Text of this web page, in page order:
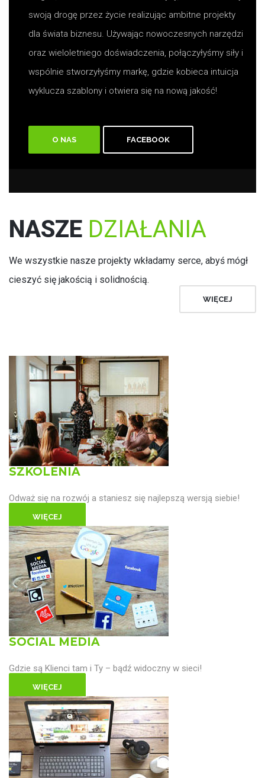
swoją drogę przez życie realizując ambitne projekty
dla świata biznesu. Używając nowoczesnych narzędzi
oraz wieloletniego doświadczenia, połączyłyśmy siły i
wspólnie stworzyłyśmy markę, gdzie kobieca intuicja
wyklucza szablony i otwiera się na nową jakość!
O NAS FACEBOOK
NASZE DZIAŁANIA
We wszystkie nasze projekty wkładamy serce, abyś mógł
cieszyć się jakością i solidnością.
WIĘCEJ
SZKOLENIA
Odważ się na rozwój a staniesz się najlepszą wersją siebie!
WIĘCEJ
SOCIAL MEDIA
Gdzie są Klienci tam i Ty – bądź widoczny w sieci!
WIĘCEJ